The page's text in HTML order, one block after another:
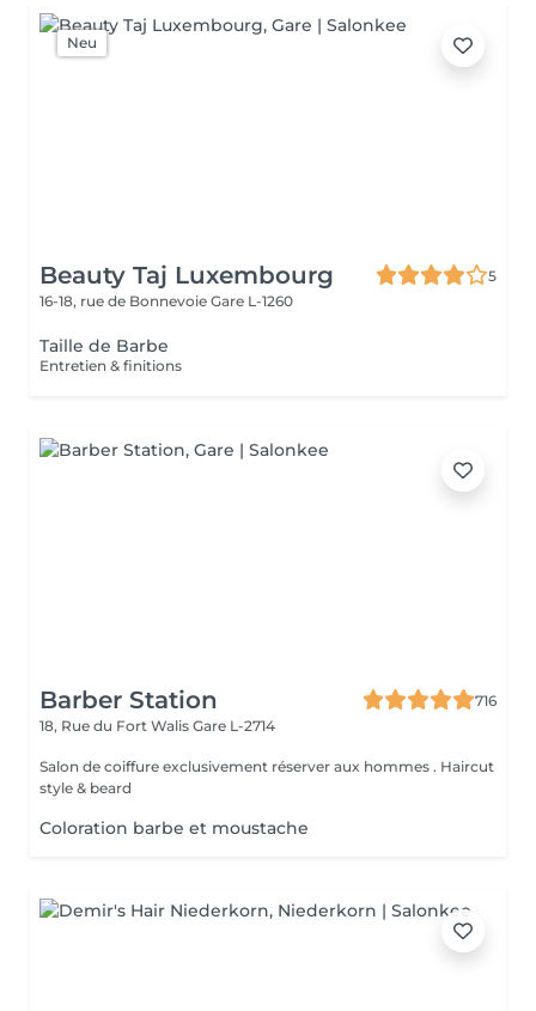
Neu
Beauty Taj Luxembourg
5
16-18, rue de Bonnevoie Gare L-1260
Taille de Barbe
Entretien & finitions
Barber Station
716
18, Rue du Fort Walis Gare L-2714
Salon de coiffure exclusivement réserver aux hommes . Haircut
style & beard
Coloration barbe et moustache